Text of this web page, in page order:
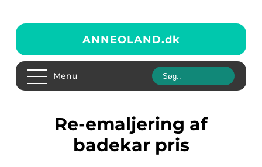
ANNEOLAND.dk
Menu
Re-emaljering af
badekar pris